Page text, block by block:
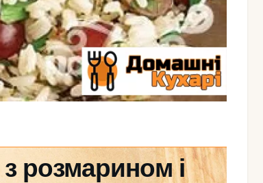
розмарином і